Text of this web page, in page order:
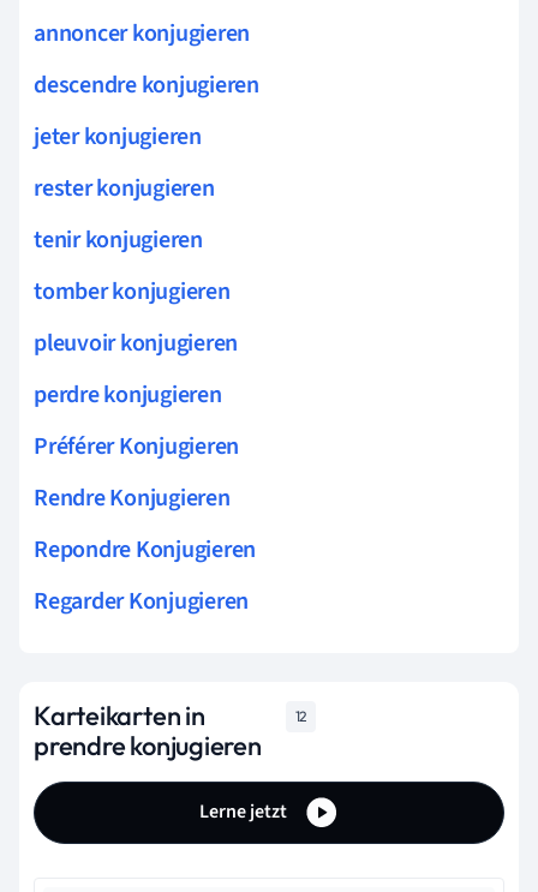
annoncer konjugieren
descendre konjugieren
jeter konjugieren
rester konjugieren
tenir konjugieren
tomber konjugieren
pleuvoir konjugieren
perdre konjugieren
Préférer Konjugieren
Rendre Konjugieren
Repondre Konjugieren
Regarder Konjugieren
Karteikarten in
prendre konjugieren
12
Lerne jetzt